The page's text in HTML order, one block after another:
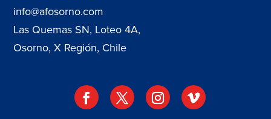
info@afosorno.com
Las Quemas SN, Loteo 4A,
Osorno, X Región, Chile